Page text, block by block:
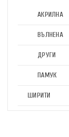
АКРИЛНА
ВЪЛНЕНА
ДРУГИ
ПАМУК
ШИРИТИ